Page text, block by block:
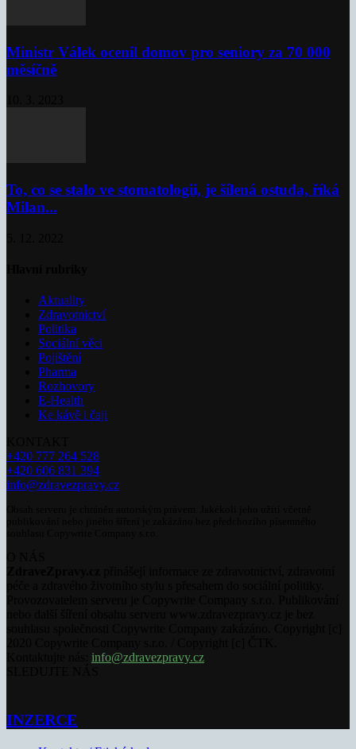
Ministr Válek ocenil domov pro seniory za 70 000
měsíčně
To, co se stalo ve stomatologii, je šílená ostuda, říká
Milan...
Aktuality
Zdravotnictví
Politika
Sociální věci
Pojištění
Pharma
Rozhovory
E-Health
Ke kávě i čaji
+420 777 264 528
+420 606 831 394
info@zdravezpravy.cz
info@zdravezpravy.cz
INZERCE